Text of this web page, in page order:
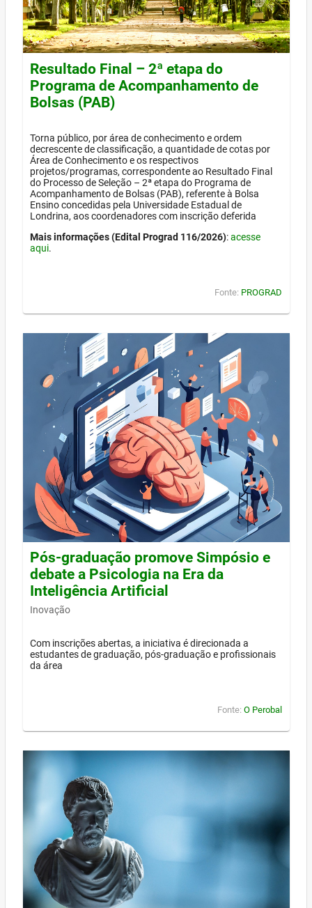
Resultado Final – 2ª etapa do
Programa de Acompanhamento de
Bolsas (PAB)
Torna público, por área de conhecimento e ordem
decrescente de classificação, a quantidade de cotas por
Área de Conhecimento e os respectivos
projetos/programas, correspondente ao Resultado Final
do Processo de Seleção – 2ª etapa do Programa de
Acompanhamento de Bolsas (PAB), referente à Bolsa
Ensino concedidas pela Universidade Estadual de
Londrina, aos coordenadores com inscrição deferida
Mais informações (Edital Prograd 116/2026):acesse
aqui.
Fonte: PROGRAD
Pós-graduação promove Simpósio e
debate a Psicologia na Era da
Inteligência Artificial
Inovação
Com inscrições abertas, a iniciativa é direcionada a
estudantes de graduação, pós-graduação e profissionais
da área
Fonte: O Perobal